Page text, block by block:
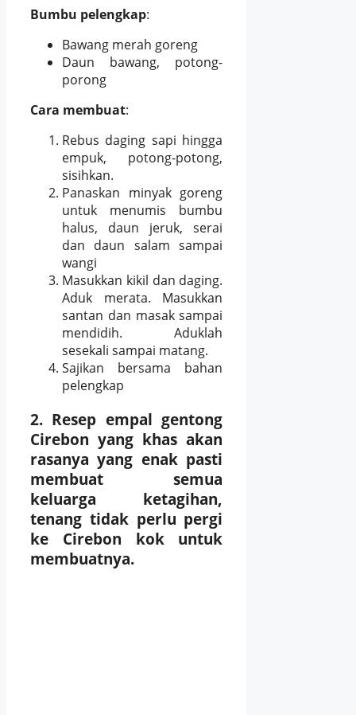
Bumbu pelengkap:
Bawang merah goreng
Daun bawang, potong-
porong
Cara membuat:
Rebus daging sapi hingga
empuk, potong-potong,
sisihkan.
Panaskan minyak goreng
untuk menumis bumbu
halus, daun jeruk, serai
dan daun salam sampai
wangi
Masukkan kikil dan daging.
Aduk merata. Masukkan
santan dan masak sampai
mendidih. Aduklah
sesekali sampai matang.
Sajikan bersama bahan
pelengkap
2. Resep empal gentong
Cirebon yang khas akan
rasanya yang enak pasti
membuat semua
keluarga ketagihan,
tenang tidak perlu pergi
ke Cirebon kok untuk
membuatnya.